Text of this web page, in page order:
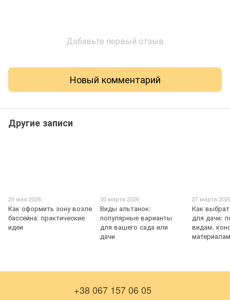
Добавьте первый отзыв
Новый комментарий
Другие записи
29 мая 2026
Как оформить зону возле
бассейна: практические
идеи
30 марта 2026
Виды альтанок:
популярные варианты
для вашего сада или
дачи
27 марта
Как
для дачи:
видам,
+38 067 157 06 05